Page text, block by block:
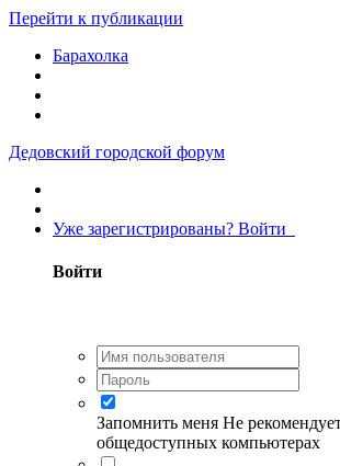
Перейти к публикации
Барахолка
Дедовский городской форум
Уже зарегистрированы? Войти
Войти
Запомнить меня Не
общедоступных компьютерах